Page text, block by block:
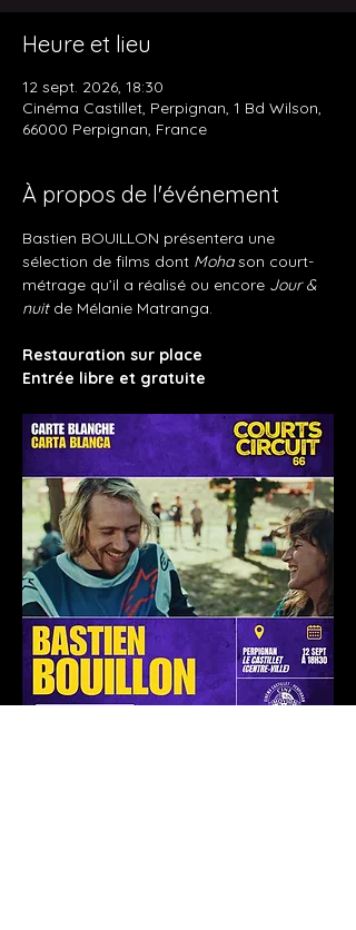
Heure et lieu
12 sept. 2026, 18:30
Cinéma Castillet, Perpignan, 1 Bd Wilson,
66000 Perpignan, France
À propos de l'événement
Bastien BOUILLON présentera une
sélection de films dont Moha son court-
métrage qu’il a réalisé ou encore Jour &
nuit de Mélanie Matranga.
Restauration sur place
Entrée libre et gratuite